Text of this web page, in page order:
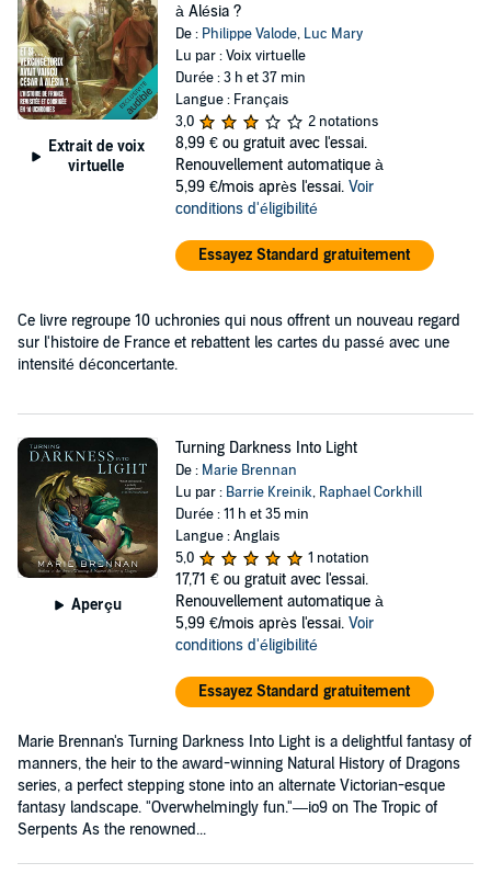
Extrait de voix
virtuelle
à Alésia ?
De : Philippe Valode, Luc Mary
Lu par : Voix virtuelle
Durée : 3 h et 37 min
Langue : Français
3,0
2 notations
8,99 € ou gratuit avec l'essai.
Renouvellement automatique à
5,99 €/mois après l'essai. Voir
conditions d'éligibilité
Essayez Standard gratuitement
Ce livre regroupe 10 uchronies qui nous offrent un nouveau regard
sur l'histoire de France et rebattent les cartes du passé avec une
intensité déconcertante.
Aperçu
Turning Darkness Into Light
De : Marie Brennan
Lu par : Barrie Kreinik, Raphael Corkhill
Durée : 11 h et 35 min
Langue : Anglais
5,0
1 notation
17,71 € ou gratuit avec l'essai.
Renouvellement automatique à
5,99 €/mois après l'essai. Voir
conditions d'éligibilité
Essayez Standard gratuitement
Marie Brennan's Turning Darkness Into Light is a delightful fantasy of
manners, the heir to the award-winning Natural History of Dragons
series, a perfect stepping stone into an alternate Victorian-esque
fantasy landscape. "Overwhelmingly fun."—io9 on The Tropic of
Serpents As the renowned...